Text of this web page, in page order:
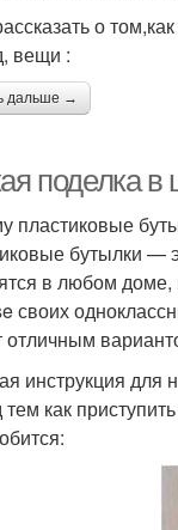
о
вещи :
дальше →
поделка в
пластиковые
бутылки —
в любом
своих
отличным
инструкция для
как